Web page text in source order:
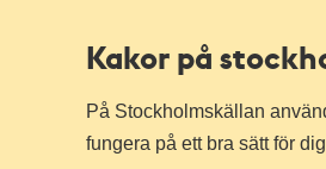
Kakor på
På Stockholmskällan
fungera på ett bra sätt för